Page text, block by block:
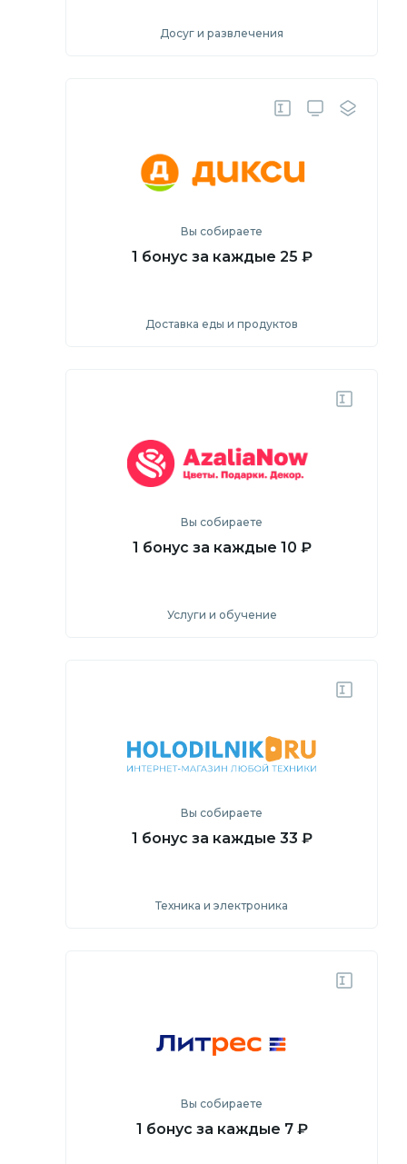
Досуг и развлечения
Перейти на сайт
Вы собираете
1 бонус за каждые 25 ₽
Доставка еды и продуктов
Перейти на сайт
Вы собираете
1 бонус за каждые 10 ₽
Услуги и обучение
Перейти на сайт
Вы собираете
1 бонус за каждые 33 ₽
Техника и электроника
Вы собираете
1 бонус за каждые 7 ₽